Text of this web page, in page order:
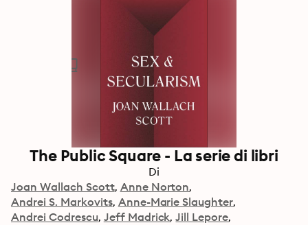
The Public Square - La serie di libri
Di
Joan Wallach Scott Anne Norton
Andrei S. Markovits Anne-Marie Slaughter
Andrei Codrescu Jeff Madrick Jill Lepore